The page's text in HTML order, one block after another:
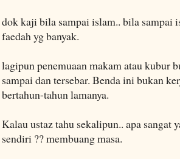
dok kaji bila sampai islam.. bila sampai
faedah yg banyak.
lagipun penemuaan makam atau kubur
sampai dan tersebar. Benda ini bukan
bertahun-tahun lamanya.
Kalau ustaz tahu sekalipun.. apa sangat
sendiri ?? membuang masa.